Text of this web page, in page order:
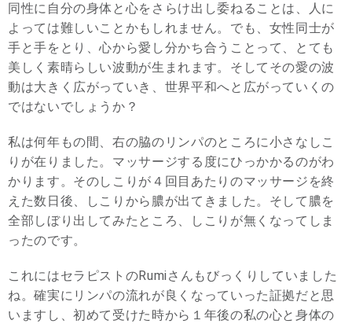
同性に自分の身体と心をさらけ出し委ねることは、人に
よっては難しいことかもしれません。でも、女性同士が
手と手をとり、心から愛し分かち合うことって、とても
美しく素晴らしい波動が生まれます。そしてその愛の波
動は大きく広がっていき、世界平和へと広がっていくの
ではないでしょうか？
私は何年もの間、右の脇のリンパのところに小さなしこ
りが在りました。マッサージする度にひっかかるのがわ
かります。そのしこりが４回目あたりのマッサージを終
えた数日後、しこりから膿が出てきました。そして膿を
全部しぼり出してみたところ、しこりが無くなってしま
ったのです。
これにはセラピストのRumiさんもびっくりしていました
ね。確実にリンパの流れが良くなっていった証拠だと思
いますし、初めて受けた時から１年後の私の心と身体の